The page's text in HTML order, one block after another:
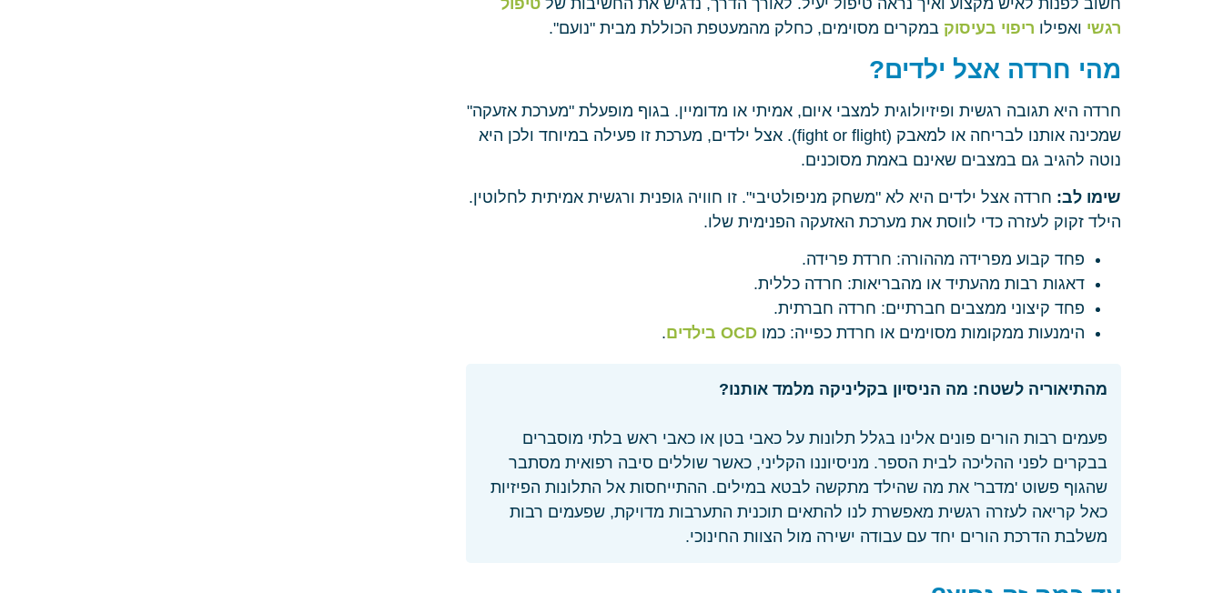
חשוב לפנות לאיש מקצוע ואיך נראה טיפול יעיל. לאורך הדרך, נדגיש את החשיבות של טיפול
רגשי ואפילו ריפוי בעיסוק במקרים מסוימים, כחלק מהמעטפת הכוללת מבית "נועם".
מהי חרדה אצל ילדים?
חרדה היא תגובה רגשית ופיזיולוגית למצבי איום, אמיתי או מדומיין. בגוף מופעלת "מערכת אזעקה"
שמכינה אותנו לבריחה או למאבק (fight or flight). אצל ילדים, מערכת זו פעילה במיוחד ולכן היא
נוטה להגיב גם במצבים שאינם באמת מסוכנים.
שימו לב: חרדה אצל ילדים היא לא "משחק מניפולטיבי". זו חוויה גופנית ורגשית אמיתית לחלוטין.
הילד זקוק לעזרה כדי לווסת את מערכת האזעקה הפנימית שלו.
פחד קבוע מפרידה מההורה: חרדת פרידה.
דאגות רבות מהעתיד או מהבריאות: חרדה כללית.
פחד קיצוני ממצבים חברתיים: חרדה חברתית.
הימנעות ממקומות מסוימים או חרדת כפייה: כמו OCD בילדים .
מהתיאוריה לשטח: מה הניסיון בקליניקה מלמד אותנו?
פעמים רבות הורים פונים אלינו בגלל תלונות על כאבי בטן או כאבי ראש בלתי מוסברים
בבקרים לפני ההליכה לבית הספר. מניסיוננו הקליני, כאשר שוללים סיבה רפואית מסתבר
שהגוף פשוט 'מדבר' את מה שהילד מתקשה לבטא במילים. ההתייחסות אל התלונות הפיזיות
כאל קריאה לעזרה רגשית מאפשרת לנו להתאים תוכנית התערבות מדויקת, שפעמים רבות
משלבת הדרכת הורים יחד עם עבודה ישירה מול הצוות החינוכי.